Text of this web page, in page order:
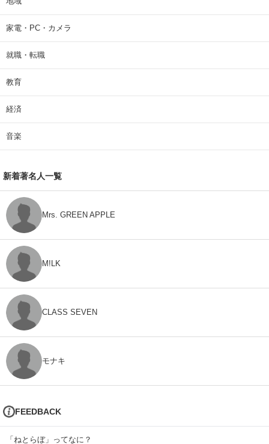
家電・PC・カメラ
就職・転職
教育
経済
音楽
新着著名人一覧
Mrs. GREEN APPLE
M!LK
CLASS SEVEN
モナキ
FEEDBACK
「ねとらぼ」ってなに？